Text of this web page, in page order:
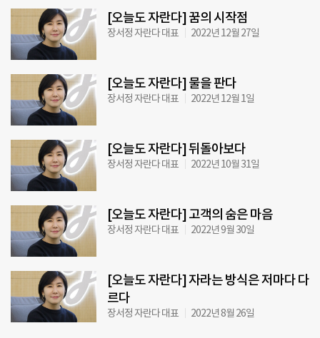
[오늘도 자란다] 꿈의 시작점
장서정 자란다 대표 2022년 12월 27일
[오늘도 자란다] 물을 판다
장서정 자란다 대표 2022년 12월 1일
[오늘도 자란다] 뒤돌아보다
장서정 자란다 대표 2022년 10월 31일
[오늘도 자란다] 고객의 숨은 마음
장서정 자란다 대표 2022년 9월 30일
[오늘도 자란다] 자라는 방식은 저마다 다
르다
장서정 자란다 대표 2022년 8월 26일